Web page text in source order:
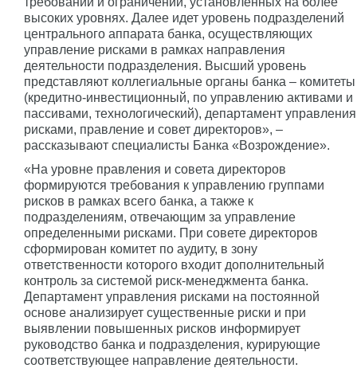
высоких уровнях. Далее идет уровень подразделений
центрального аппарата банка, осуществляющих
управление рисками в рамках направления
деятельности подразделения. Высший уровень
представляют коллегиальные органы банка – комитеты
(кредитно-инвестиционный, по управлению активами и
пассивами, технологический), департамент управления
рисками, правление и совет директоров», –
рассказывают специалисты Банка «Возрождение».
«На уровне правления и совета директоров
формируются требования к управлению группами
рисков в рамках всего банка, а также к
подразделениям, отвечающим за управление
определенными рисками. При совете директоров
сформирован комитет по аудиту, в зону
ответственности которого входит дополнительный
контроль за системой риск-менеджмента банка.
Департамент управления рисками на постоянной
основе анализирует существенные риски и при
выявлении повышенных рисков информирует
руководство банка и подразделения, курирующие
соответствующее направление деятельности.